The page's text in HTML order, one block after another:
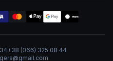
mono
+38 (066) 325 08 44